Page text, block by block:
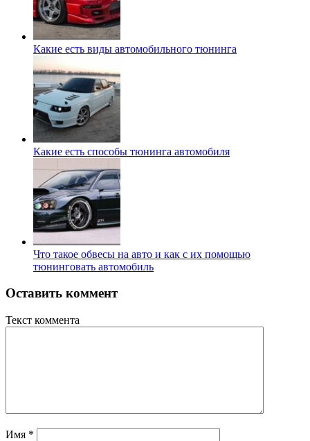
Какие есть виды автомобильного тюнинга
Какие есть способы тюнинга автомобиля
Что такое обвесы на авто и как с их помощью
тюнинговать автомобиль
Оставить коммент
Текст коммента
Имя *